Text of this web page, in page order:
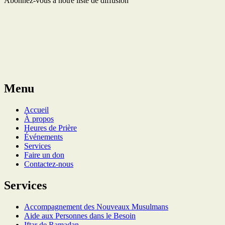
Menu
Accueil
À propos
Heures de Prière
Événements
Services
Faire un don
Contactez-nous
Services
Accompagnement des Nouveaux Musulmans
Aide aux Personnes dans le Besoin